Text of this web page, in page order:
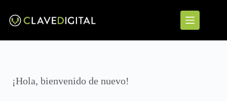
¡Hola, bienvenido de nuevo!